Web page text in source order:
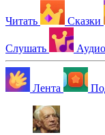
Читать Сказки
Слушать
Лента